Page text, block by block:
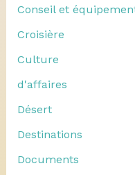
Conseil et
Croisière
Culture
d'affaires
Désert
Destinations
Documents